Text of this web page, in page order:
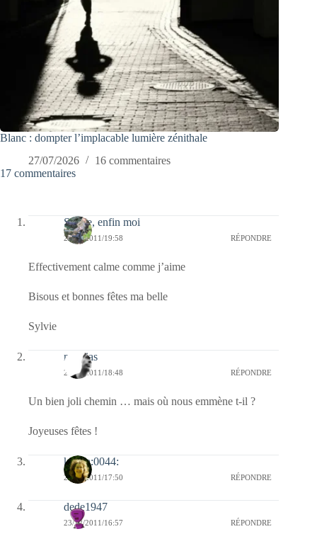
Blanc : dompter l’implacable lumière zénithale
27/07/2026
16 commentaires
17 commentaires
Sylvie, enfin moi
23/12/2011/19:58 RÉPONDRE
Effectivement calme comme j’aime
Bisous et bonnes fêtes ma belle
Sylvie
mathias
23/12/2011/18:48 RÉPONDRE
Un bien joli chemin … mais où nous emmène t-il ?
Joyeuses fêtes !
katara:0044:
23/12/2011/17:50 RÉPONDRE
dede1947
23/12/2011/16:57 RÉPONDRE